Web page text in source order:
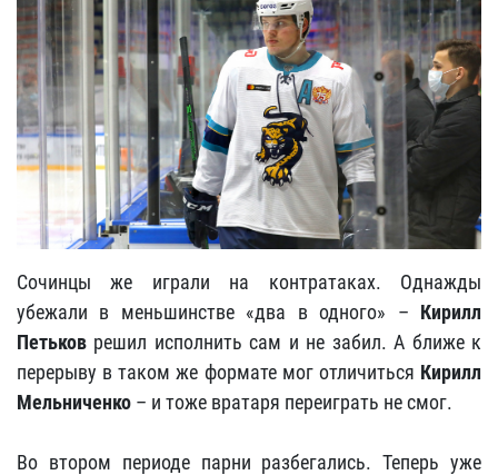
Сочинцы же играли на контратаках. Однажды
убежали в меньшинстве «два в одного» – Кирилл
Петьков решил исполнить сам и не забил. А ближе к
перерыву в таком же формате мог отличиться Кирилл
Мельниченко – и тоже вратаря переиграть не смог.
Во втором периоде парни разбегались. Теперь уже